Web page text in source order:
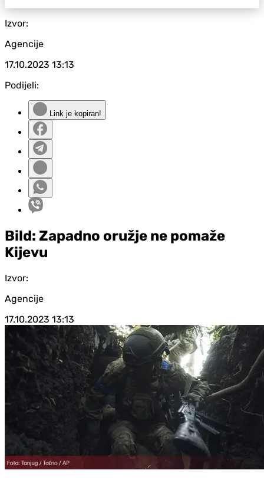
Izvor:
Agencije
17.10.2023 13:13
Podijeli:
Link je kopiran!
Bild: Zapadno oružje ne pomaže
Kijevu
Izvor:
Agencije
17.10.2023 13:13